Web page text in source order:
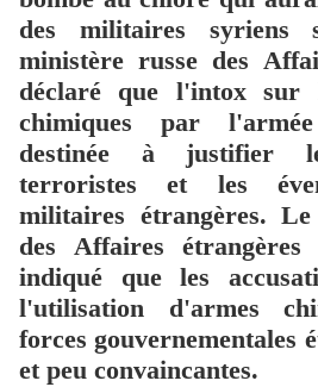
des militaires syriens
ministère russe des
déclaré que l'intox sur
chimiques par
destinée à justifier
terroristes et les
militaires étrangères.
des Affaires
indiqué que les
l'utilisation d'armes
forces gouvernementales
et peu convaincantes.